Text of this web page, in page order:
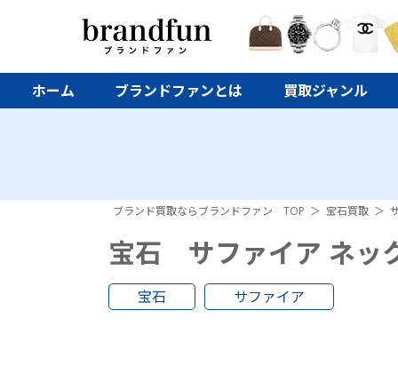
ホーム ブランドファンとは 買取ジャンル
ブランド買取ならブランドファン TOP 宝石買取
宝石 サファイア ネッ
宝石 サファイア